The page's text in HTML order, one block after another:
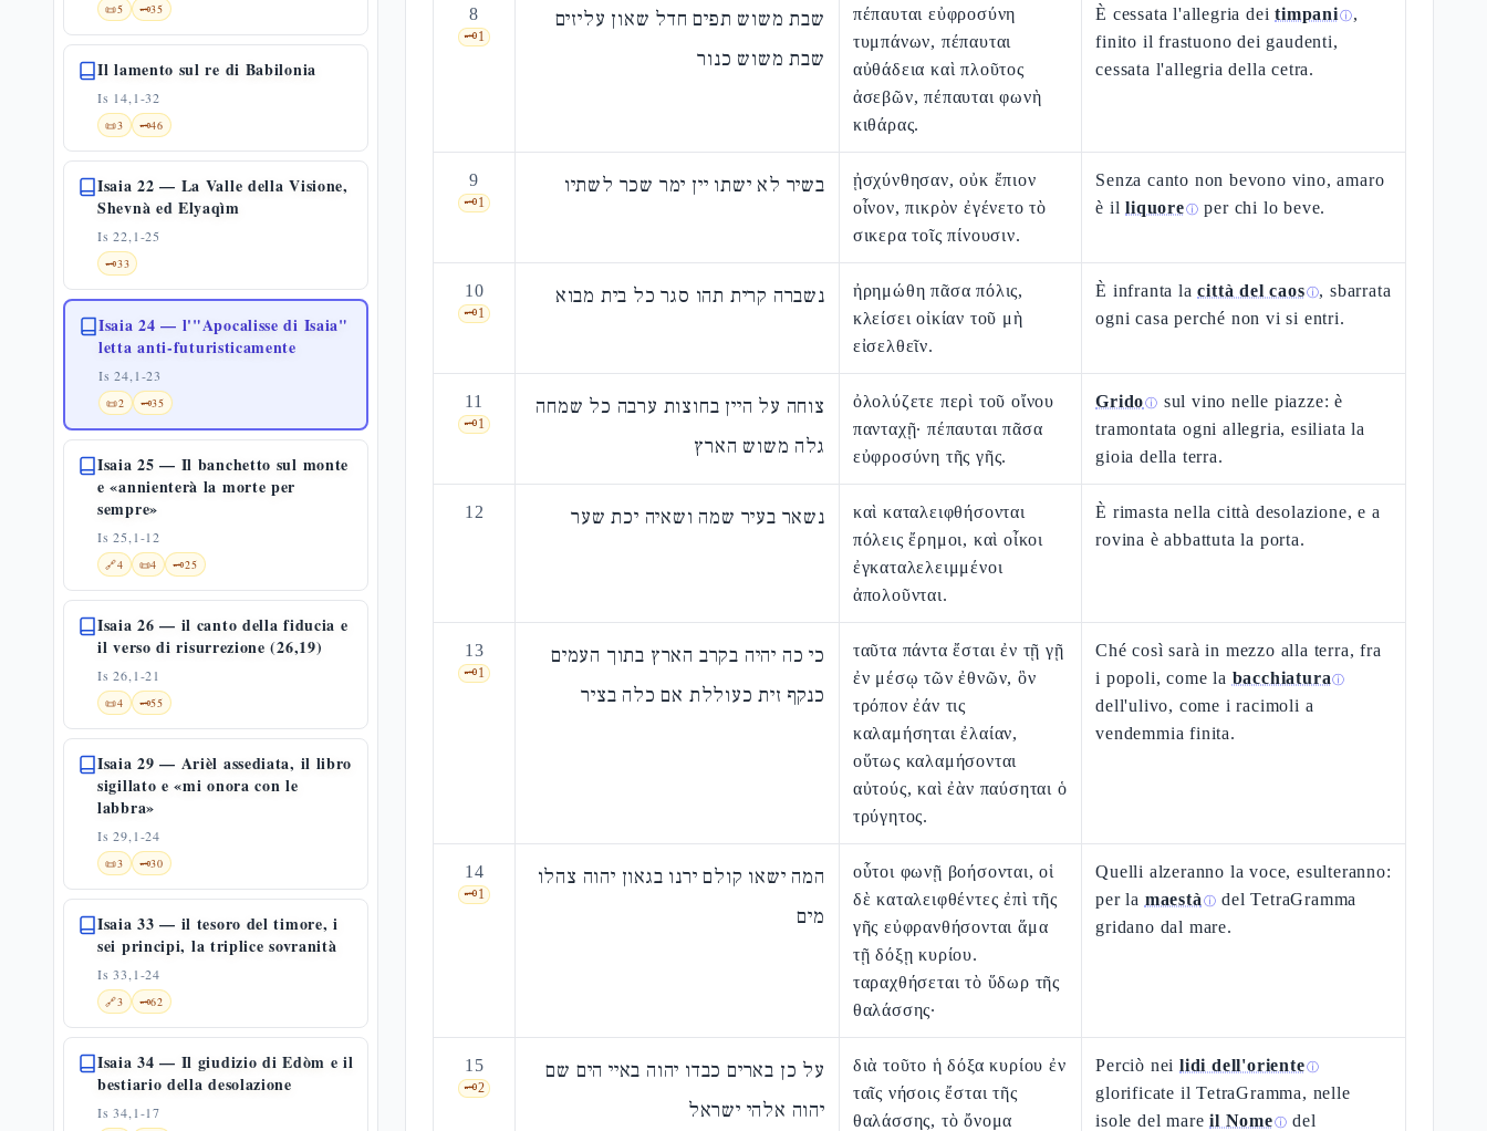
📜5 🗝️35
Il lamento sul re di Babilonia
Is 14,1-32
📜3 🗝️46
Isaia 22 — La Valle della Visione,
Shevnà ed Elyaqìm
Is 22,1-25
🗝️33
Isaia 24 — l'"Apocalisse di Isaia"
letta anti-futuristicamente
Is 24,1-23
📜2 🗝️35
Isaia 25 — Il banchetto sul monte
e «annienterà la morte per
sempre»
Is 25,1-12
🔗4 📜4 🗝️25
Isaia 26 — il canto della fiducia e
il verso di risurrezione (26,19)
Is 26,1-21
📜4 🗝️55
Isaia 29 — Arièl assediata, il libro
sigillato e «mi onora con le
labbra»
Is 29,1-24
📜3 🗝️30
Isaia 33 — il tesoro del timore, i
sei principi, la triplice sovranità
Is 33,1-24
🔗3 🗝️62
Isaia 34 — Il giudizio di Edòm e il
bestiario della desolazione
Is 34,1-17
8
🗝️1
שבת משוש תפים חדל שאון עליזים
שבת משוש כנור
πέπαυται εὐφροσύνη
τυμπάνων, πέπαυται
αὐθάδεια καὶ πλοῦτος
ἀσεβῶν, πέπαυται φωνὴ
κιθάρας.
È cessata l'allegria deitimpaniⓘ,
finito il frastuono dei gaudenti,
cessata l'allegria della cetra.
9
🗝️1
בשיר לא ישתו יין ימר שכר לשתיו
ᾐσχύνθησαν, οὐκ ἔπιον
οἶνον, πικρὸν ἐγένετο τὸ
σικερα τοῖς πίνουσιν.
Senza canto non bevono vino, amaro
è illiquoreⓘ per chi lo beve.
10
🗝️1
נשברה קרית תהו סגר כל בית מבוא
ἠρημώθη πᾶσα πόλις,
κλείσει οἰκίαν τοῦ μὴ
εἰσελθεῖν.
È infranta lacittà del caosⓘ, sbarrata
ogni casa perché non vi si entri.
11
🗝️1
צוחה על היין בחוצות ערבה כל שמחה
גלה משוש הארץ
ὀλολύζετε περὶ τοῦ οἴνου
πανταχῇ· πέπαυται πᾶσα
εὐφροσύνη τῆς γῆς.
Gridoⓘ sul vino nelle piazze: è
tramontata ogni allegria, esiliata la
gioia della terra.
12 נשאר בעיר שמה ושאיה יכת שער
καὶ καταλειφθήσονται
πόλεις ἔρημοι, καὶ οἶκοι
ἐγκαταλελειμμένοι
ἀπολοῦνται.
È rimasta nella città desolazione, e a
rovina è abbattuta la porta.
13
🗝️1
כי כה יהיה בקרב הארץ בתוך העמים
כנקף זית כעוללת אם כלה בציר
ταῦτα πάντα ἔσται ἐν τῇ γῇ
ἐν μέσῳ τῶν ἐθνῶν, ὃν
τρόπον ἐάν τις
καλαμήσηται ἐλαίαν,
οὕτως καλαμήσονται
αὐτούς, καὶ ἐὰν παύσηται ὁ
τρύγητος.
Ché così sarà in mezzo alla terra, fra
i popoli, come la bacchiatura ⓘ
dell'ulivo, come i racimoli a
vendemmia finita.
14
🗝️1
המה ישאו קולם ירנו בגאון יהוה צהלו
מים
οὗτοι φωνῇ βοήσονται, οἱ
δὲ καταλειφθέντες ἐπὶ τῆς
γῆς εὐφρανθήσονται ἅμα
τῇ δόξῃ κυρίου.
ταραχθήσεται τὸ ὕδωρ τῆς
θαλάσσης·
Quelli alzeranno la voce, esulteranno:
per la maestà ⓘ del TetraGramma
gridano dal mare.
15
🗝️2
על כן בארים כבדו יהוה באיי הים שם
יהוה אלהי ישראל
διὰ τοῦτο ἡ δόξα κυρίου ἐν
ταῖς νήσοις ἔσται τῆς
θαλάσσης, τὸ ὄνομα
Perciò neilidi dell'orienteⓘ
glorificate il TetraGramma, nelle
isole del mareil Nomeⓘ del